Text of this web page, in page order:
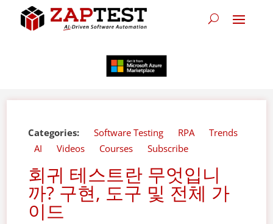
Categories: Software Testing RPA
Trends
AI
Videos Courses Subscribe
회귀 테스트란 무엇입니
까? 구현, 도구 및 전체 가
이드